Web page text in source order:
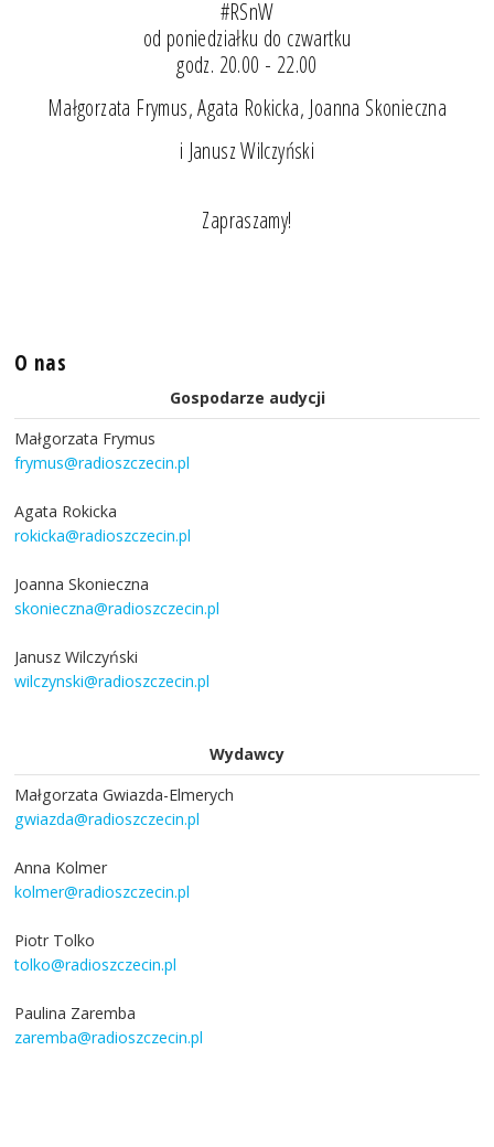
#RSnW
od poniedziałku do czwartku
godz. 20.00 - 22.00
Małgorzata Frymus, Agata Rokicka, Joanna Skonieczna
i Janusz Wilczyński
Zapraszamy!
O nas
Gospodarze audycji
Małgorzata Frymus
frymus@radioszczecin.pl
Agata Rokicka
rokicka@radioszczecin.pl
Joanna Skonieczna
skonieczna@radioszczecin.pl
Janusz Wilczyński
wilczynski@radioszczecin.pl
Wydawcy
Małgorzata Gwiazda-Elmerych
gwiazda@radioszczecin.pl
Anna Kolmer
kolmer@radioszczecin.pl
Piotr Tolko
tolko@radioszczecin.pl
Paulina Zaremba
zaremba@radioszczecin.pl